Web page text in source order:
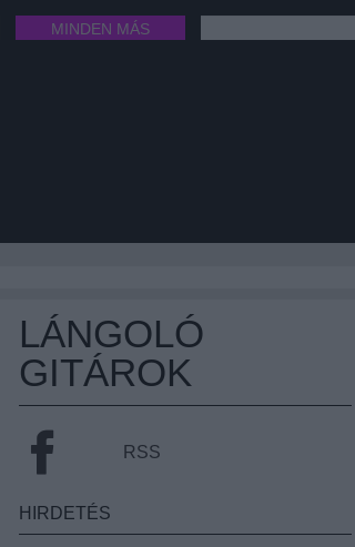
MINDEN MÁS
LÁNGOLÓ
GITÁROK
RSS
HIRDETÉS